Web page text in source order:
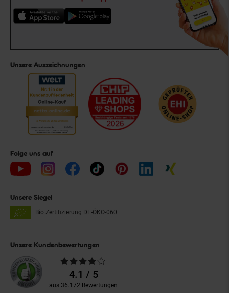
Unsere Auszeichnungen
Folge uns auf
Unsere Siegel
Bio Zertifizierung DE-ÖKO-060
Unsere Kundenbewertungen
Durchschnittliche
Bewertungen4.1 / 5
aus 36.172 Bewertungen